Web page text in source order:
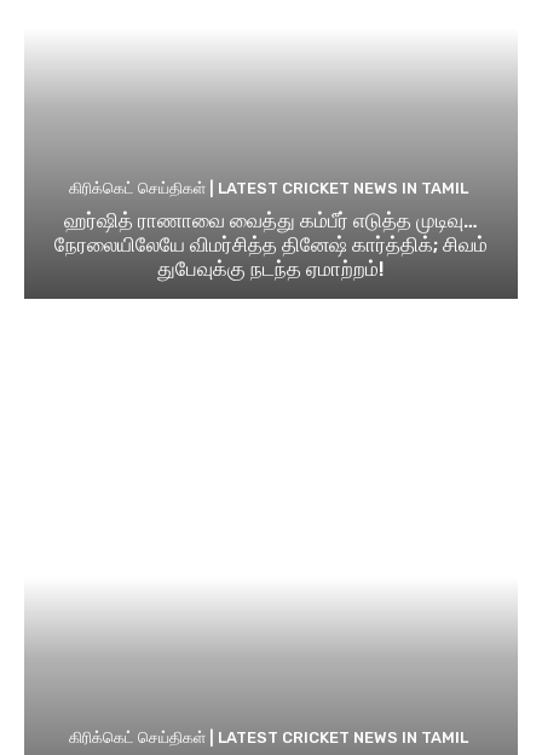
கிரிக்கெட் செய்திகள் | LATEST CRICKET NEWS IN TAMIL
ஹர்ஷித் ராணாவை வைத்து கம்பீர் எடுத்த முடிவு…
நேரலையிலேயே விமர்சித்த தினேஷ் கார்த்திக்; சிவம்
துபேவுக்கு நடந்த ஏமாற்றம்!
கிரிக்கெட் செய்திகள் | LATEST CRICKET NEWS IN TAMIL